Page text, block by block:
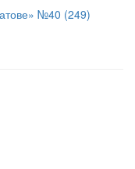
№40 (249)